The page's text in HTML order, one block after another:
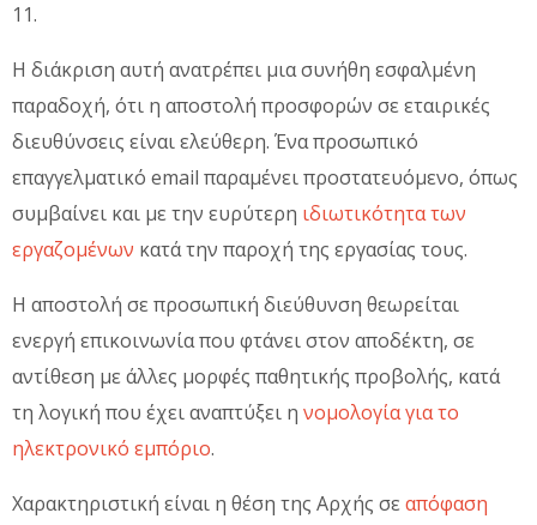
11.
Η διάκριση αυτή ανατρέπει μια συνήθη εσφαλμένη
παραδοχή, ότι η αποστολή προσφορών σε εταιρικές
διευθύνσεις είναι ελεύθερη. Ένα προσωπικό
επαγγελματικό email παραμένει προστατευόμενο, όπως
συμβαίνει και με την ευρύτερη ιδιωτικότητα των
εργαζομένων κατά την παροχή της εργασίας τους.
Η αποστολή σε προσωπική διεύθυνση θεωρείται
ενεργή επικοινωνία που φτάνει στον αποδέκτη, σε
αντίθεση με άλλες μορφές παθητικής προβολής, κατά
τη λογική που έχει αναπτύξει η νομολογία για το
ηλεκτρονικό εμπόριο.
Χαρακτηριστική είναι η θέση της Αρχής σε απόφαση